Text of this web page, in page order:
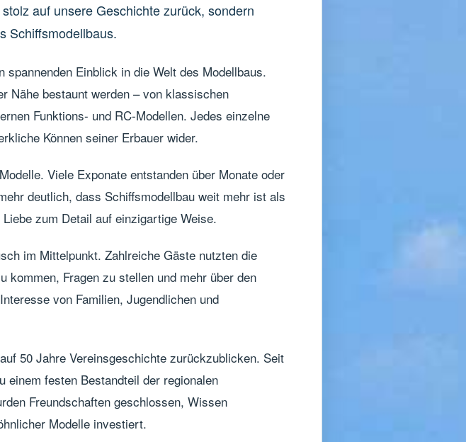
auf unsere Geschichte zurück, sondern
Schiffsmodellbaus.
Einblick in die Welt des Modellbaus.
Nähe bestaunt werden – von klassischen
Funktions- und RC-Modellen. Jedes einzelne
Können seiner Erbauer wider.
Viele Exponate entstanden über Monate oder
deutlich, dass Schiffsmodellbau weit mehr ist als
zum Detail auf einzigartige Weise.
im Mittelpunkt. Zahlreiche Gäste nutzten die
kommen, Fragen zu stellen und mehr über den
von Familien, Jugendlichen und
50 Jahre Vereinsgeschichte zurückzublicken. Seit
einem festen Bestandteil der regionalen
Freundschaften geschlossen, Wissen
Modelle investiert.